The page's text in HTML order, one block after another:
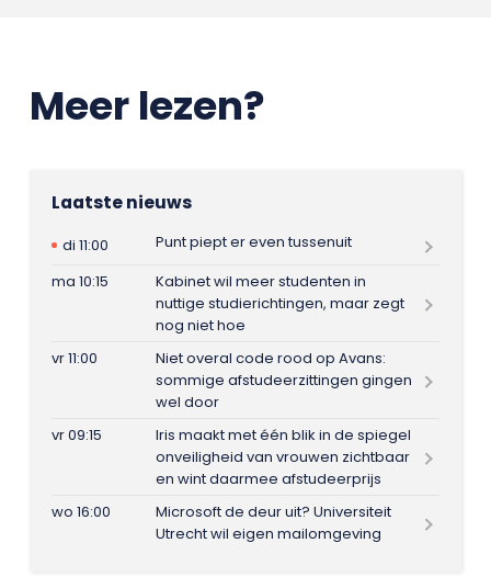
Meer lezen?
Laatste nieuws
di 11:00
Punt piept er even tussenuit
ma 10:15
Kabinet wil meer studenten in
nuttige studierichtingen, maar zegt
nog niet hoe
vr 11:00
Niet overal code rood op Avans:
sommige afstudeerzittingen gingen
wel door
vr 09:15
Iris maakt met één blik in de spiegel
onveiligheid van vrouwen zichtbaar
en wint daarmee afstudeerprijs
wo 16:00
Microsoft de deur uit? Universiteit
Utrecht wil eigen mailomgeving